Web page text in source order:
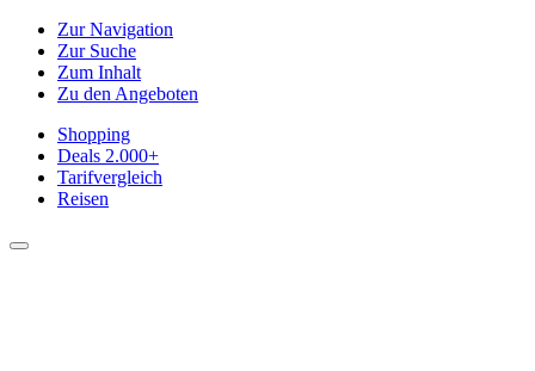
Zur Navigation
Zur Suche
Zum Inhalt
Zu den Angeboten
Shopping
Deals 2.000+
Tarifvergleich
Reisen